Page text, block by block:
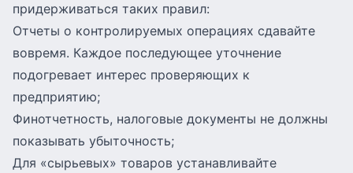
придерживаться таких правил:
Отчеты о контролируемых операциях сдавайте
вовремя. Каждое последующее уточнение
подогревает интерес проверяющих к
предприятию;
Финотчетность, налоговые документы не должны
показывать убыточность;
Для «сырьевых» товаров устанавливайте